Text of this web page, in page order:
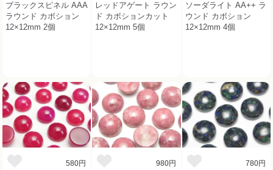
ブラックスピネル AAA
ラウンド カボション
12×12mm 2個
レッドアゲート ラウン
ド カボションカット
12×12mm 5個
ソーダライト AA++ ラ
ウンド カボション
12×12mm 4個
580円 980円 780円